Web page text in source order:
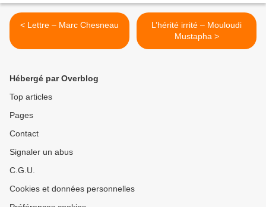
< Lettre – Marc Chesneau
L’hérité irrité – Mouloudi
Mustapha >
Hébergé par Overblog
Top articles
Pages
Contact
Signaler un abus
C.G.U.
Cookies et données personnelles